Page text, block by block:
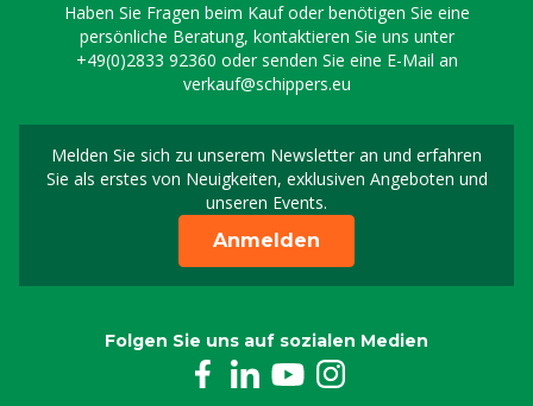
Haben Sie Fragen beim Kauf oder benötigen Sie eine
persönliche Beratung, kontaktieren Sie uns unter
+49(0)2833 92360 oder senden Sie eine E-Mail an
verkauf@schippers.eu
Melden Sie sich zu unserem Newsletter an und erfahren
Sie als erstes von Neuigkeiten, exklusiven Angeboten und
unseren Events.
Melden Sie sich für
Anmelden
Folgen Sie uns auf sozialen Medien